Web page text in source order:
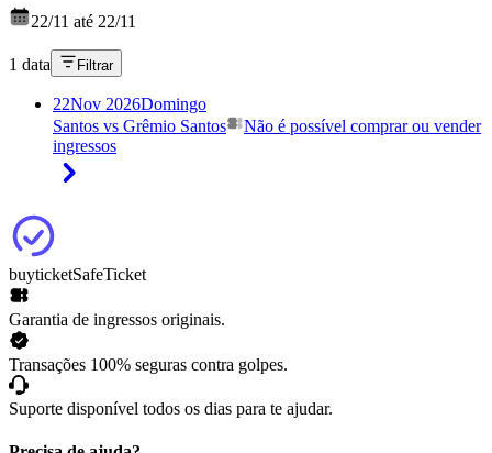
22/11 até 22/11
1 data Filtrar
22Nov 2026Domingo
Santos vs Grêmio Santos
Não é possível comprar ou vender
ingressos
buyticketSafeTicket
Garantia de ingressos originais.
Transações 100% seguras contra golpes.
Suporte disponível todos os dias para te ajudar.